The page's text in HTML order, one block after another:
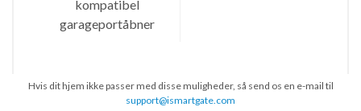
Hvis dit hjem ikke passer med disse muligheder, så send os en e-mail til
support@ismartgate.com